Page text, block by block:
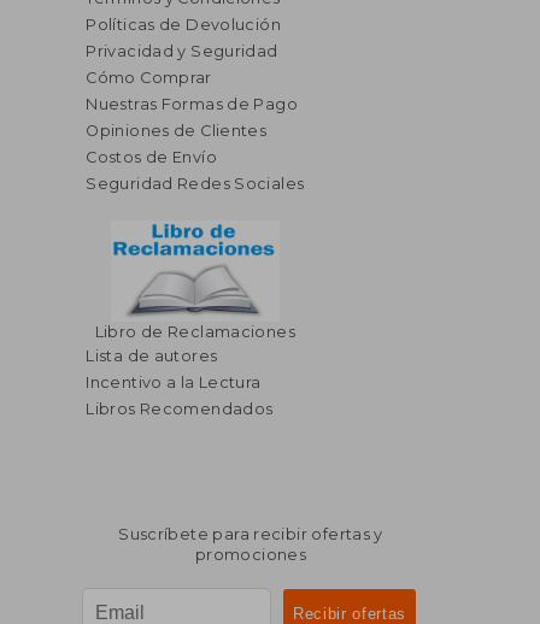
Políticas de Devolución
Privacidad y Seguridad
Cómo Comprar
Nuestras Formas de Pago
Opiniones de Clientes
Costos de Envío
Seguridad Redes Sociales
Libro de Reclamaciones
Lista de autores
Incentivo a la Lectura
Libros Recomendados
Suscríbete para recibir ofertas y
promociones